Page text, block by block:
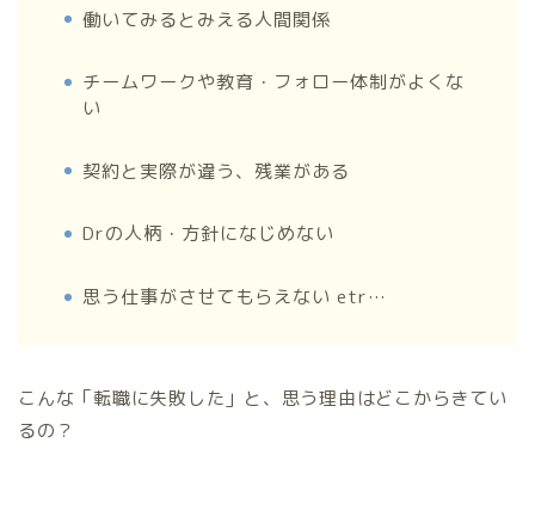
働いてみるとみえる人間関係
チームワークや教育・フォロー体制がよくな
い
契約と実際が違う、残業がある
Drの人柄・方針になじめない
思う仕事がさせてもらえない etr…
こんな「転職に失敗した」と、思う理由はどこからきてい
るの？